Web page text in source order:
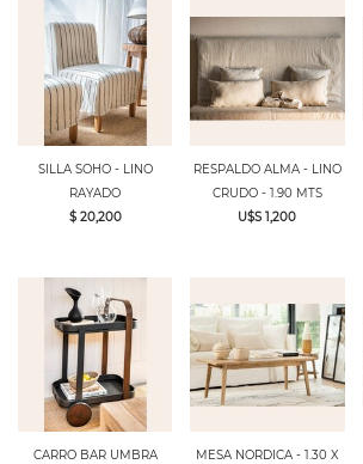
SILLA SOHO - LINO
RAYADO
$ 20,200
RESPALDO ALMA - LINO
CRUDO - 1.90 MTS
U$S 1,200
CARRO BAR UMBRA
MESA NORDICA - 1.30 X